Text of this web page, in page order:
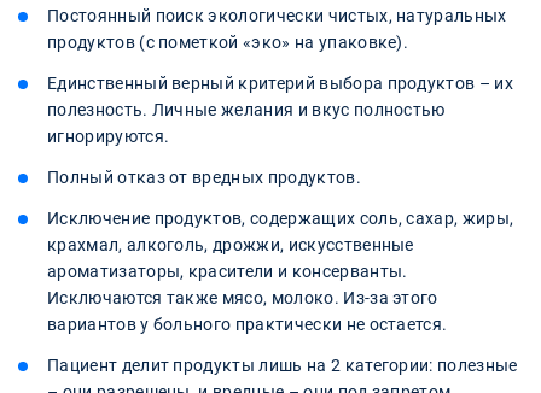
Постоянный поиск экологически чистых, натуральных
продуктов (с пометкой «эко» на упаковке).
Единственный верный критерий выбора продуктов – их
полезность. Личные желания и вкус полностью
игнорируются.
Полный отказ от вредных продуктов.
Исключение продуктов, содержащих соль, сахар, жиры,
крахмал, алкоголь, дрожжи, искусственные
ароматизаторы, красители и консерванты.
Исключаются также мясо, молоко. Из-за этого
вариантов у больного практически не остается.
Пациент делит продукты лишь на 2 категории: полезные